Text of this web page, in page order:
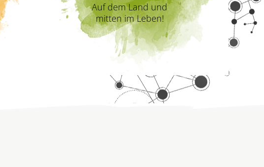
Auf dem Land und
mitten im Leben!